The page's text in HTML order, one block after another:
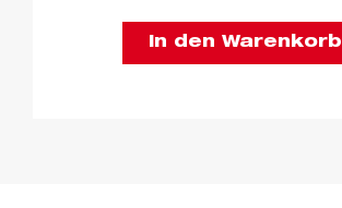
In den Warenkorb